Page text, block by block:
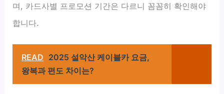
며, 카드사별 프로모션 기간은 다르니 꼼꼼히 확인해야
합니다.
READ 2025 설악산 케이블카 요금,
왕복과 편도 차이는?